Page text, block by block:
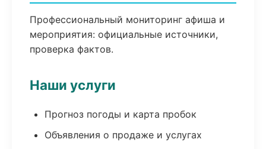
Профессиональный мониторинг афиша и
мероприятия: официальные источники,
проверка фактов.
Наши услуги
Прогноз погоды и карта пробок
Объявления о продаже и услугах